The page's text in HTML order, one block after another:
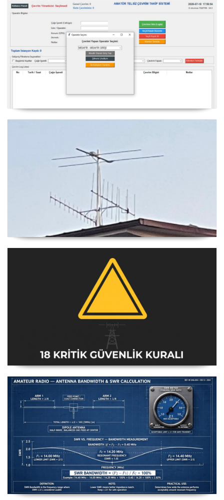
NexQso Telsiz Çevrim Kayıt Programı Güncelleme
Yagi Anten Yönü Nasıl Belirlenir
Amatör Telsiz İstasyonları Güvenlik Talimatı [18 Kritik
Uzuntel’den Yagi’ye [Longwire’den Yagi-Uda’ya Anten